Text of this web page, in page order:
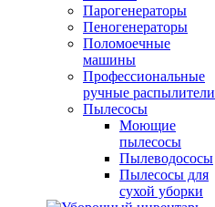
Парогенераторы
Пеногенераторы
Поломоечные
машины
Профессиональные
ручные распылители
Пылесосы
Моющие
пылесосы
Пылеводососы
Пылесосы для
сухой уборки